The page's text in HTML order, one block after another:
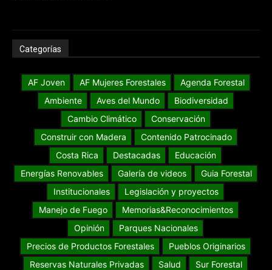
Categorías
AF Joven AF Mujeres Forestales
Agenda Forestal
Ambiente
Aves del Mundo
Biodiversidad
Cambio Climático
Conservación
Construir con Madera
Contenido Patrocinado
Costa Rica
Destacadas
Educación
Energías Renovables
Galería de videos
Guia Forestal
Institucionales
Legislación y proyectos
Manejo de Fuego
Memorias&Reconocimientos
Opinión
Parques Nacionales
Precios de Productos Forestales
Pueblos Originarios
Reservas Naturales Privadas
Salud
Sur Forestal